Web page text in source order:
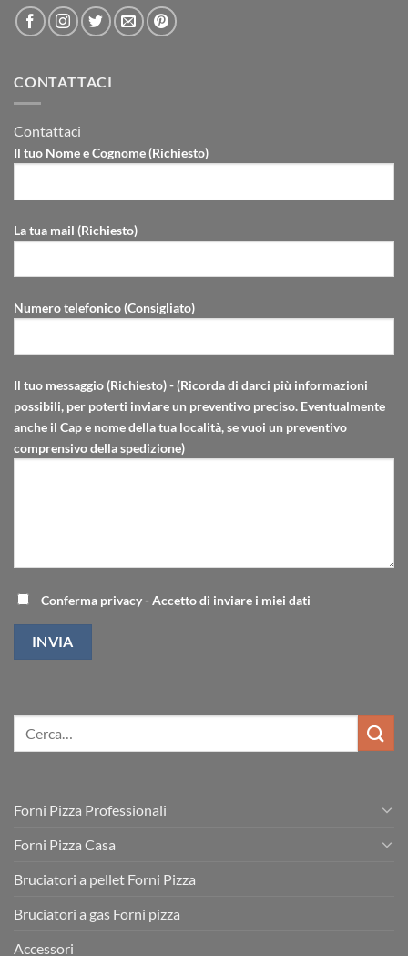
CONTATTACI
Contattaci
Il tuo Nome e Cognome (Richiesto)
La tua mail (Richiesto)
Numero telefonico (Consigliato)
Il tuo messaggio (Richiesto) - (Ricorda di darci più informazioni
possibili, per poterti inviare un preventivo preciso. Eventualmente
anche il Cap e nome della tua località, se vuoi un preventivo
comprensivo della spedizione)
Conferma privacy - Accetto di inviare i miei dati
Forni Pizza Professionali
Forni Pizza Casa
Bruciatori a pellet Forni Pizza
Bruciatori a gas Forni pizza
Accessori